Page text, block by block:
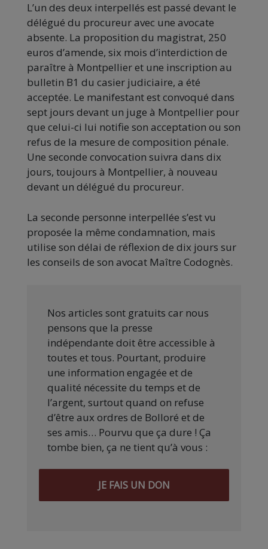
L’un des deux interpellés est passé devant le
délégué du procureur avec une avocate
absente. La proposition du magistrat, 250
euros d’amende, six mois d’interdiction de
paraître à Montpellier et une inscription au
bulletin B1 du casier judiciaire, a été
acceptée. Le manifestant est convoqué dans
sept jours devant un juge à Montpellier pour
que celui-ci lui notifie son acceptation ou son
refus de la mesure de composition pénale.
Une seconde convocation suivra dans dix
jours, toujours à Montpellier, à nouveau
devant un délégué du procureur.
La seconde personne interpellée s’est vu
proposée la même condamnation, mais
utilise son délai de réflexion de dix jours sur
les conseils de son avocat Maître Codognès.
Nos articles sont gratuits car nous
pensons que la presse
indépendante doit être accessible à
toutes et tous. Pourtant, produire
une information engagée et de
qualité nécessite du temps et de
l’argent, surtout quand on refuse
d’être aux ordres de Bolloré et de
ses amis… Pourvu que ça dure ! Ça
tombe bien, ça ne tient qu’à vous :
JE FAIS UN DON